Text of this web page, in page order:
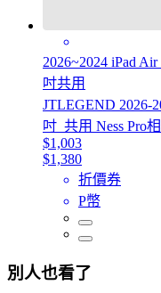
2026~2024 iPad
吋共用
JTLEGEND 2026-
吋_共用 Ness Pro
$1,003
$1,380
折價券
P幣
別人也看了